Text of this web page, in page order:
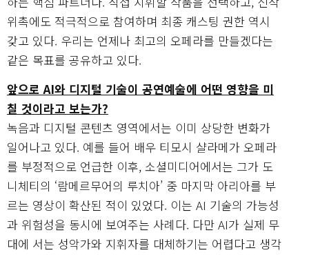
위촉에도 적극적으로 참여하며 최종 캐스팅 권한 역시
갖고 있다. 우리는 언제나 최고의 오페라를 만들겠다는
같은 목표를 공유하고 있다.
앞으로 AI와 디지털 기술이 공연예술에 어떤 영향을 미
칠 것이라고 보는가?
녹음과 디지털 콘텐츠 영역에서는 이미 상당한 변화가
일어나고 있다. 예를 들어 배우 티모시 샬라메가 오페라
를 부정적으로 언급한 이후, 소셜미디어에서는 그가 도
니체티의 ‘람메르무어의 루치아’ 중 마지막 아리아를 부
르는 영상이 확산된 적이 있었다. 이는 AI 기술의 가능성
과 위험성을 동시에 보여주는 사례다. 다만 AI가 실제 무
대에 서는 성악가와 지휘자를 대체하기는 어렵다고 생각